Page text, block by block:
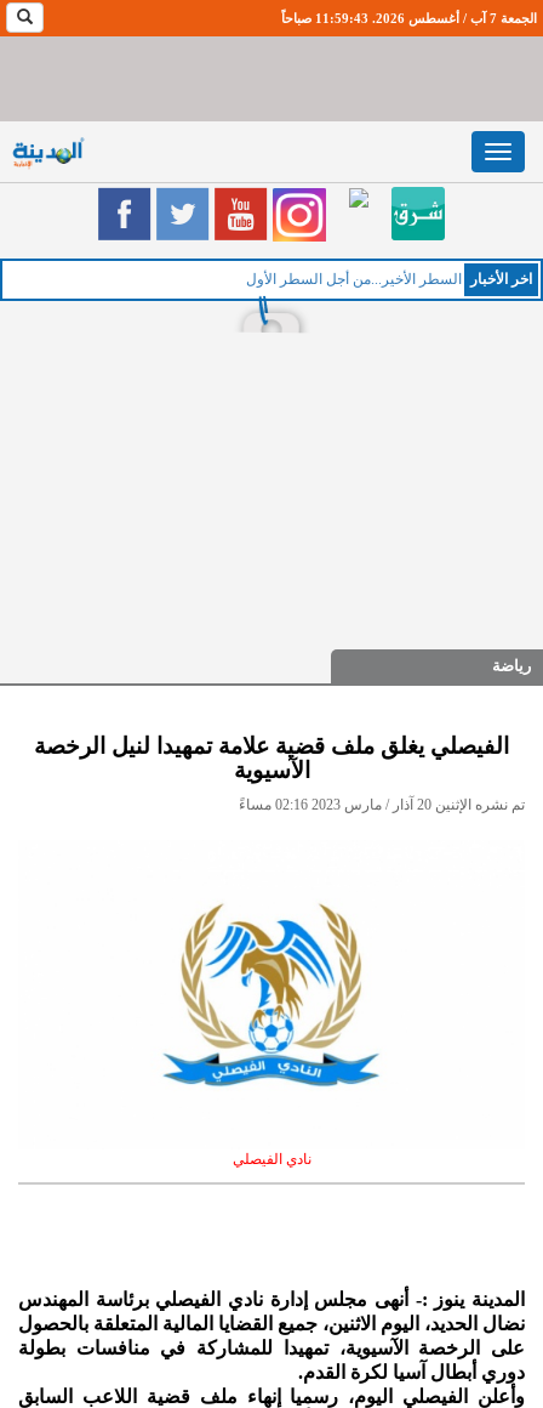
الجمعة 7 آب / أغسطس 2026. 11:59:44 صباحاً
Toggle
navigation
اخر اﻷخبار السطر الأخير...من أجل السطر الأول
رياضة
الفيصلي يغلق ملف قضية علامة تمهيدا لنيل الرخصة
الآسيوية
تم نشره الإثنين 20 آذار / مارس 2023 02:16 مساءً
نادي الفيصلي
المدينة ينوز :- أنهى مجلس إدارة نادي الفيصلي برئاسة المهندس
نضال الحديد، اليوم الاثنين، جميع القضايا المالية المتعلقة بالحصول
على الرخصة الآسيوية، تمهيدا للمشاركة في منافسات بطولة
دوري أبطال آسيا لكرة القدم.
وأعلن الفيصلي اليوم، رسميا إنهاء ملف قضية اللاعب السابق